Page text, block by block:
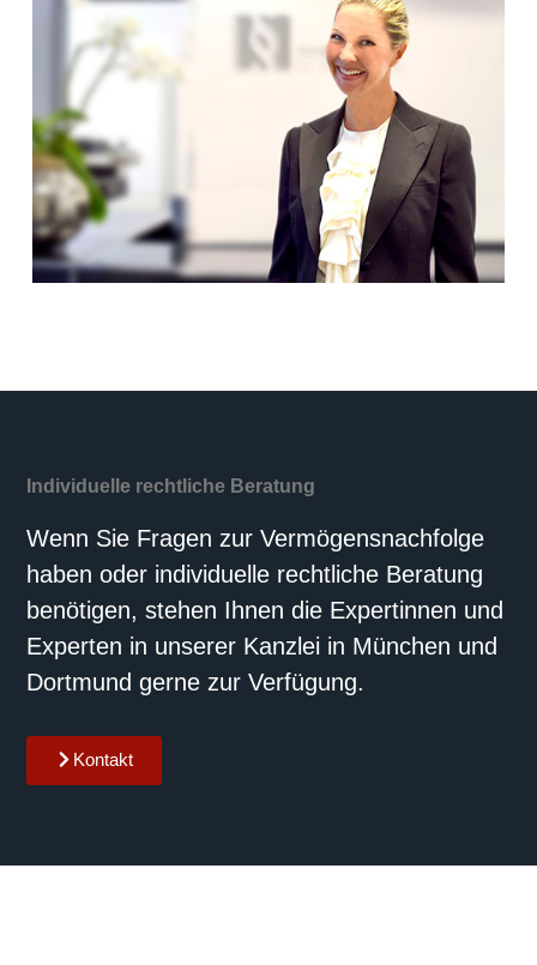
Individuelle rechtliche Beratung
Wenn Sie Fragen zur Vermögensnachfolge
haben oder individuelle rechtliche Beratung
benötigen, stehen Ihnen die Expertinnen und
Experten in unserer Kanzlei in München und
Dortmund gerne zur Verfügung.
Kontakt